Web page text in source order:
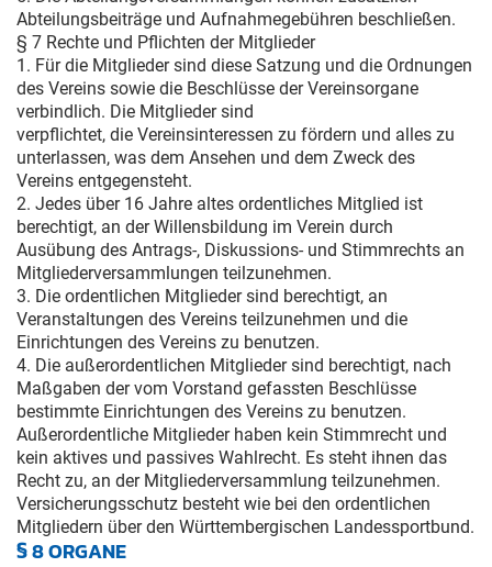
Abteilungsbeiträge und Aufnahmegebühren beschließen.
§ 7 Rechte und Pflichten der Mitglieder
1. Für die Mitglieder sind diese Satzung und die Ordnungen
des Vereins sowie die Beschlüsse der Vereinsorgane
verbindlich. Die Mitglieder sind
verpflichtet, die Vereinsinteressen zu fördern und alles zu
unterlassen, was dem Ansehen und dem Zweck des
Vereins entgegensteht.
2. Jedes über 16 Jahre altes ordentliches Mitglied ist
berechtigt, an der Willensbildung im Verein durch
Ausübung des Antrags-, Diskussions- und Stimmrechts an
Mitgliederversammlungen teilzunehmen.
3. Die ordentlichen Mitglieder sind berechtigt, an
Veranstaltungen des Vereins teilzunehmen und die
Einrichtungen des Vereins zu benutzen.
4. Die außerordentlichen Mitglieder sind berechtigt, nach
Maßgaben der vom Vorstand gefassten Beschlüsse
bestimmte Einrichtungen des Vereins zu benutzen.
Außerordentliche Mitglieder haben kein Stimmrecht und
kein aktives und passives Wahlrecht. Es steht ihnen das
Recht zu, an der Mitgliederversammlung teilzunehmen.
Versicherungsschutz besteht wie bei den ordentlichen
Mitgliedern über den Württembergischen Landessportbund.
§ 8 ORGANE